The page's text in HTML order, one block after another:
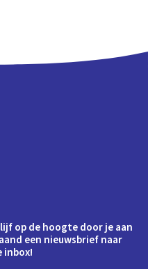
op de hoogte door je aan
een nieuwsbrief naar
inbox!